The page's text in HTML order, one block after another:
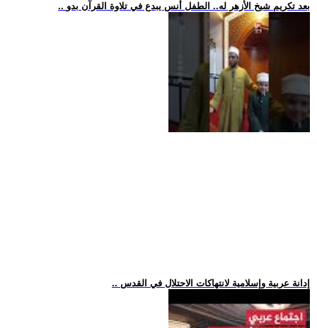
.. بعد تكريم شيخ الأزهر له.. الطفل أنس يبدع في تلاوة القرآن بدو
.. إدانة عربية وإسلامية لانتهاكات الاحتلال في القدس